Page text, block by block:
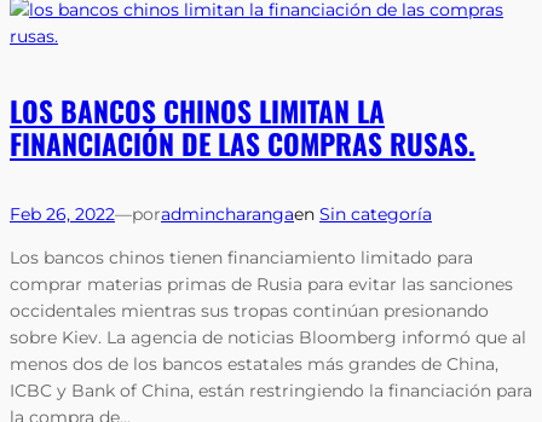
LOS BANCOS CHINOS LIMITAN LA
FINANCIACIÓN DE LAS COMPRAS RUSAS.
Feb 26, 2022—poradmincharangaen Sin categoría
Los bancos chinos tienen financiamiento limitado para
comprar materias primas de Rusia para evitar las sanciones
occidentales mientras sus tropas continúan presionando
sobre Kiev. La agencia de noticias Bloomberg informó que al
menos dos de los bancos estatales más grandes de China,
ICBC y Bank of China, están restringiendo la financiación para